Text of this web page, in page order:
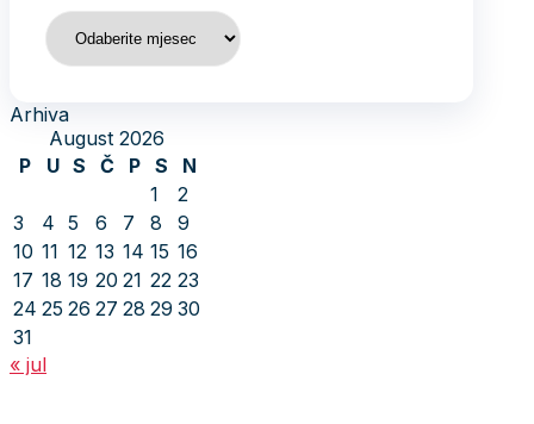
Arhiva
Arhiva
August 2026
P
U S Č P S
N
1
2
3
4 5 6 7 8
9
10 11 12 13 14 15 16
17 18 19 20 21 22 23
24 25 26 27 28 29 30
31
« jul